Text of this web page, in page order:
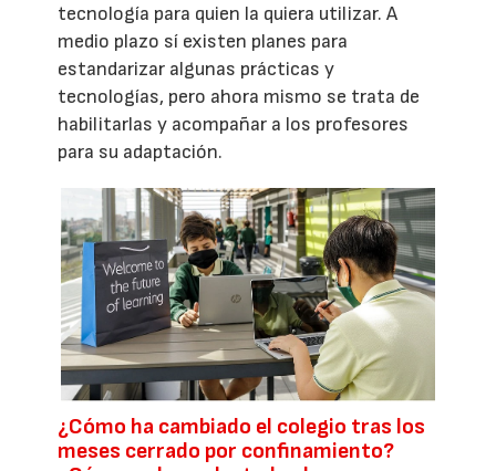
tecnología para quien la quiera utilizar. A
medio plazo sí existen planes para
estandarizar algunas prácticas y
tecnologías, pero ahora mismo se trata de
habilitarlas y acompañar a los profesores
para su adaptación.
¿Cómo ha cambiado el colegio tras los
meses cerrado por confinamiento?